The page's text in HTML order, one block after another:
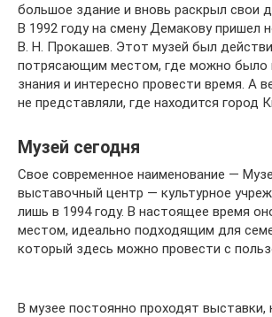
большое здание и вновь раскрыл свои
В 1992 году на смену Демакову пришел
В. Н. Прокашев. Этот музей был
потрясающим местом, где можно было
знания и интересно провести время. А
не представляли, где находится город
Музей сегодня
Свое современное наименование —
выставочный центр — культурное
лишь в 1994 году. В настоящее время
местом, идеально подходящим для
который здесь можно провести с
В музее постоянно проходят